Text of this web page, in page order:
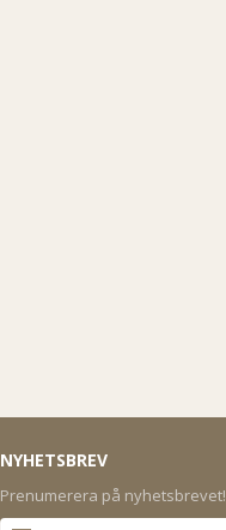
NYHETSBREV
Prenumerera på nyhetsbrevet!